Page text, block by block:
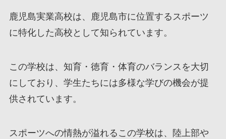
鹿児島実業高校は、鹿児島市に位置するスポーツ
に特化した高校として知られています。
この学校は、知育・徳育・体育のバランスを大切
にしており、学生たちには多様な学びの機会が提
供されています。
スポーツへの情熱が溢れるこの学校は、陸上部や